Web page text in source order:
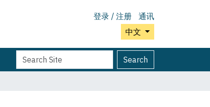
登录 / 注册
通讯
中文
Search
Site
Search
Advanced
Search…